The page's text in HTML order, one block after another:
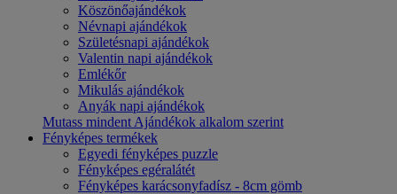
Köszönőajándékok
Névnapi ajándékok
Születésnapi ajándékok
Valentin napi ajándékok
Emlékőr
Mikulás ajándékok
Anyák napi ajándékok
Mutass mindent Ajándékok alkalom szerint
Fényképes termékek
Egyedi fényképes puzzle
Fényképes egéralátét
Fényképes karácsonyfadísz - 8cm gömb